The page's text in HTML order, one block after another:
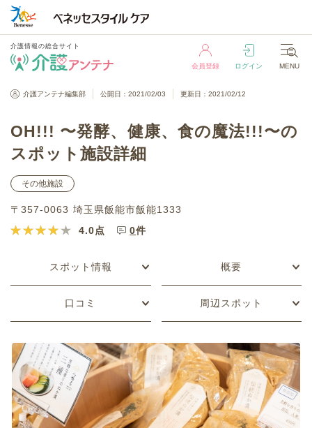
介護情報の総合サイト
会員登録 ログイン MENU
介護情報の総合サイト
介護アンテナ編集部 公開日：2021/02/03 更新日：2021/02/12
OH!!! 〜発酵、健康、食の魔法!!!〜の
スポット施設詳細
その他施設
〒357-0063 埼玉県飯能市飯能1333
4.0点 0件
スポット情報 概要
口コミ 周辺スポット